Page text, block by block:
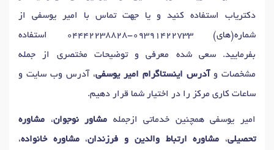
دکتریاب استفاده کنید و یا جهت تماس با امیر یوسفی از
شماره(های) 04442238828-09391422733
استفاده
بفرمایید. سعی شده معرفی و توضیحات مختصری از جمله
مشخصات و آدرس اینستاگرام امیر یوسفی، آدرس وب سایت و
ساعات کاری مرکز را در اختیار شما قرار دهیم.
امیر یوسفی همچنین خدماتی ازجمله مشاور نوجوان، مشاوره
تحصیلی، مشاوره ارتباط والدین و فرزندان،مشاوره خانواده،